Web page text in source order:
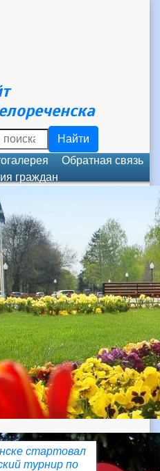
Найти
Обратная связь
граждан
стартовал
турнир по